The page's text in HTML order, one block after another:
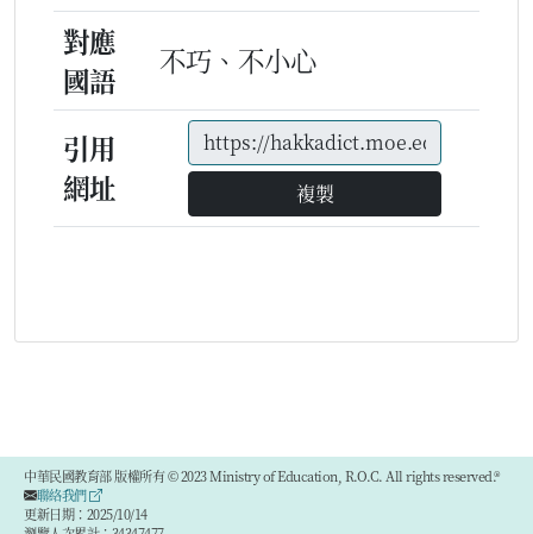
對應
國語
不巧、不小心
引用
網址
複製
中華民國教育部 版權所有 © 2023 Ministry of Education, R.O.C. All rights reserved.®
聯絡我們
更新日期：2025/10/14